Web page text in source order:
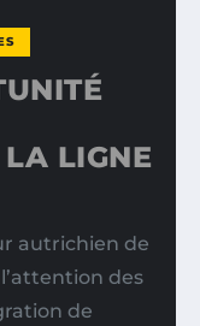
LIGNE
autrichien de
des
de